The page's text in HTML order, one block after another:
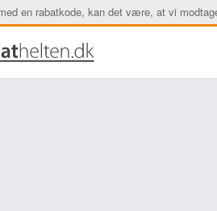
en rabatkode, kan det være, at vi